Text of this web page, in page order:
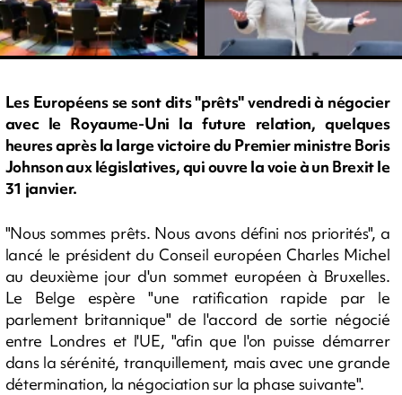
Les Européens se sont dits "prêts" vendredi à négocier
avec le Royaume-Uni la future relation, quelques
heures après la large victoire du Premier ministre Boris
Johnson aux législatives, qui ouvre la voie à un Brexit le
31 janvier.
"Nous sommes prêts. Nous avons défini nos priorités", a
lancé le président du Conseil européen Charles Michel
au deuxième jour d'un sommet européen à Bruxelles.
Le Belge espère "une ratification rapide par le
parlement britannique" de l'accord de sortie négocié
entre Londres et l'UE, "afin que l'on puisse démarrer
dans la sérénité, tranquillement, mais avec une grande
détermination, la négociation sur la phase suivante".